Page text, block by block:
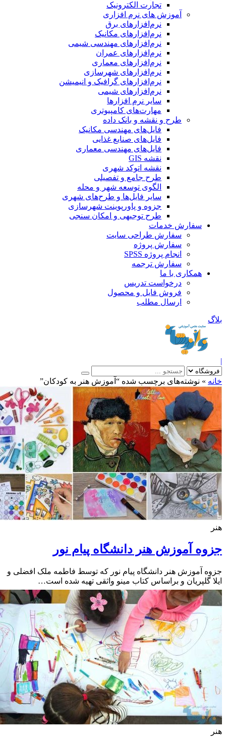
تجارت الکترونیک
آموزش های نرم افزاری
نرم‌افزارهای برق
نرم‌افزارهای مکانیک
نرم‌افزارهای مهندسی شیمی
نرم‌افزارهای عمران
نرم‌افزارهای معماری
نرم‌افزارهای شهرسازی
نرم‌افزارهای گرافیک و انیمیشن
نرم‌افزارهای شیمی
سایر نرم افزارها
مهارت‌های کامپیوتری
طرح و نقشه و بانک داده
فایل‌های مهندسی مکانیک
فایل‌های صنایع غذایی
فایل‌های مهندسی معماری
نقشه GIS
نقشه اتوکد شهری
طرح جامع و تفصیلی
الگوی توسعه شهر و محله
سایر فایل‌ها و طرح‌های شهری
جزوه و پاورپوینت شهرسازی
طرح توجیهی و امکان سنجی
سفارش خدمات
سفارش طراحی سایت
سفارش پروژه
انجام پروژه SPSS
سفارش ترجمه
همکاری با ما
درخواست تدریس
فروش فایل و محصول
ارسال مطلب
»نوشته‌های برچسب شده “آموزش هنر به کودکان”
آموزش هنر دانشگاه پیام نور
آموزش هنر دانشگاه پیام نور که توسط فاطمه ملک افضلی و
گلپریان و براساس کتاب مینو واثقی تهیه شده است…